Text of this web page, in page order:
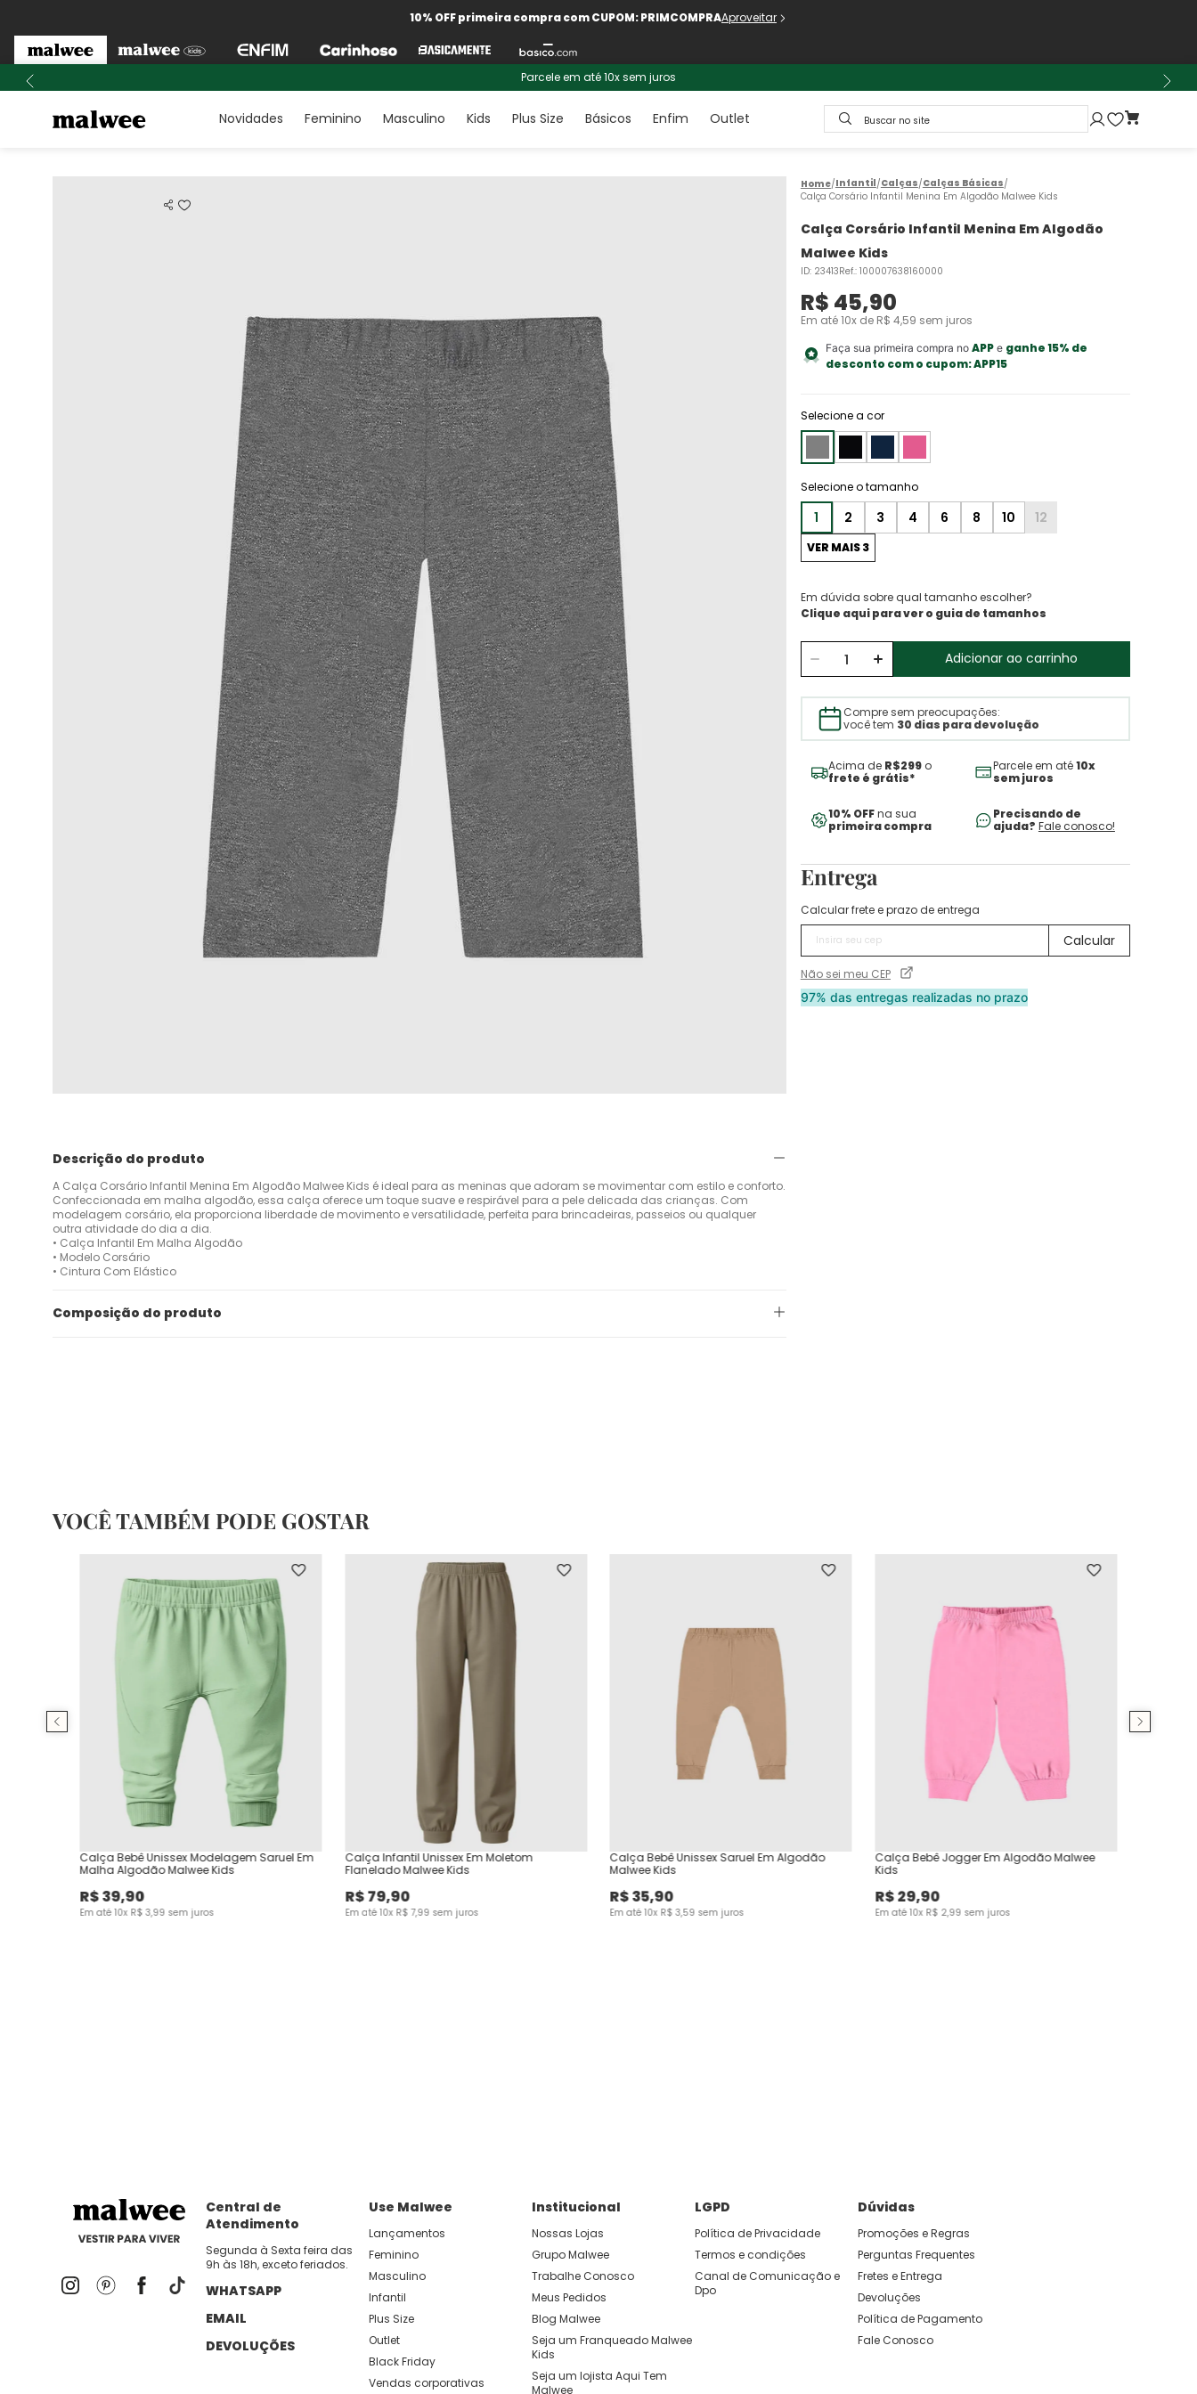
10% OFF primeira compra com CUPOM: PRIMCOMPRAAproveitar
Parcele em até 10x sem juros
Novidades Feminino Masculino Kids Plus Size Básicos Enfim Outlet Buscar no site
Descrição do produto
A Calça Corsário Infantil Menina Em Algodão Malwee Kids é ideal para as meninas que adoram se movimentar com estilo e conforto.
Confeccionada em malha algodão, essa calça oferece um toque suave e respirável para a pele delicada das crianças. Com
modelagem corsário, ela proporciona liberdade de movimento e versatilidade, perfeita para brincadeiras, passeios ou qualquer
outra atividade do dia a dia.
• Calça Infantil Em Malha Algodão
• Modelo Corsário
• Cintura Com Elástico
Composição do produto
Infantil Calças Calças Básicas
Calça Corsário Infantil Menina Em Algodão Malwee Kids
Calça Corsário Infantil Menina Em Algodão
Malwee Kids
ID: 23413Ref.: 100007638160000
R$ 45,90
Em até10x de R$ 4,59 sem juros
Faça sua primeira compra no APPe ganhe 15% de
desconto com o cupom:APP15
Selecione a cor
1 2 3 4 6 8 10 12
VER MAIS 3
Em dúvida sobre qual tamanho escolher?
Clique aqui para ver o guia de tamanhos
Adicionar ao carrinho
Compre sem preocupações:
você tem 30 dias para devolução
Acima de R$299o
frete é grátis*
Parcele em até10x
sem juros
10% OFFna sua
primeira compra
Precisando de
ajuda? Fale conosco!
Entrega
Calcular frete e prazo de entrega
Não sei meu CEP
97% das entregas realizadas no prazo
VOCÊ TAMBÉM PODE GOSTAR
Calça Bebê Unissex Modelagem Saruel Em
Malha Algodão Malwee Kids
R$39,90
Em até10x R$ 3,99 sem juros
Calça Infantil Unissex Em Moletom
Flanelado Malwee Kids
R$79,90
Em até10x R$ 7,99 sem juros
Calça Bebê Unissex Saruel Em Algodão
Malwee Kids
R$35,90
Em até10x R$ 3,59 sem juros
Calça Bebê Jogger Em Algodão Malwee
Kids
R$29,90
Em até10x R$ 2,99 sem juros
Central de
Atendimento
Segunda à Sexta feira das
9h às 18h, exceto feriados.
WHATSAPP
EMAIL
DEVOLUÇÕES
Use Malwee
Lançamentos
Feminino
Masculino
Infantil
Plus Size
Outlet
Black Friday
Vendas corporativas
Institucional
Nossas Lojas
Grupo Malwee
Trabalhe Conosco
Meus Pedidos
Blog Malwee
Seja um Franqueado Malwee
Kids
Seja um lojista Aqui Tem
Malwee
LGPD
Política de Privacidade
Termos e condições
Canal de Comunicação e
Dpo
Dúvidas
Promoções e Regras
Perguntas Frequentes
Fretes e Entrega
Devoluções
Política de Pagamento
Fale Conosco